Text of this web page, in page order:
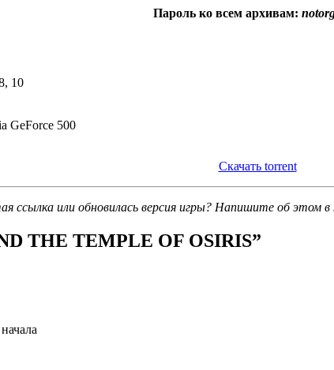
Пароль ко всем архивам:
10
GeForce 500
Скачать torrent
ссылка или обновилась версия игры? Напишите об этом
THE TEMPLE OF OSIRIS”